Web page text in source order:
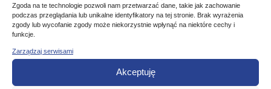
Zgoda na te technologie pozwoli nam przetwarzać dane, takie jak zachowanie
podczas przeglądania lub unikalne identyfikatory na tej stronie. Brak wyrażenia
zgody lub wycofanie zgody może niekorzystnie wpłynąć na niektóre cechy i
funkcje.
Zarządzaj serwisami
Akceptuję
LORPIO ZANĘTA MAGNETIC BARBEL 2KG